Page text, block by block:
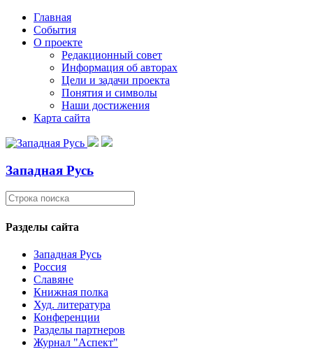
Главная
События
О проекте
Редакционный совет
Информация об авторах
Цели и задачи проекта
Понятия и символы
Наши достижения
Карта сайта
Западная Русь
Разделы сайта
Западная Русь
Россия
Славяне
Книжная полка
Худ. литература
Конференции
Разделы партнеров
Журнал "Аспект"